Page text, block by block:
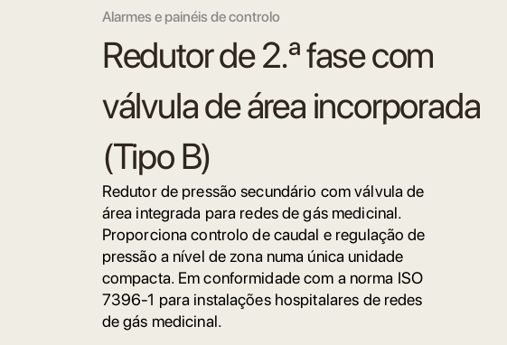
Alarmes e painéis de controlo
Redutor de 2.ª fase com
válvula de área incorporada
(Tipo B)
Redutor de pressão secundário com válvula de
área integrada para redes de gás medicinal.
Proporciona controlo de caudal e regulação de
pressão a nível de zona numa única unidade
compacta. Em conformidade com a norma ISO
7396-1 para instalações hospitalares de redes
de gás medicinal.